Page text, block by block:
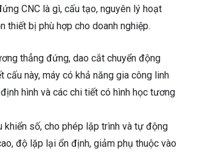
CNC là gì, cấu tạo, nguyên lý hoạt
thiết bị phù hợp cho doanh nghiệp.
thẳng đứng, dao cắt chuyển động
này, máy có khả năng gia công linh
hình và các chi tiết có hình học tương
khiển số, cho phép lập trình và tự động
độ lặp lại ổn định, giảm phụ thuộc vào